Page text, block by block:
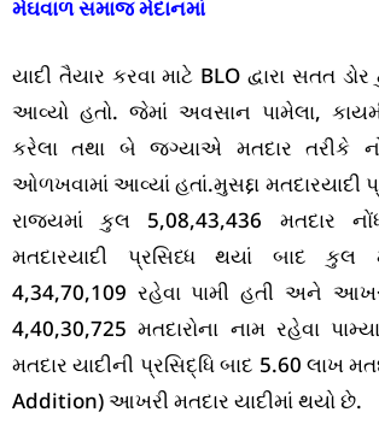
મેઘવાળ સમાજ મેદાનમાં
યાદી તૈયાર કરવા માટે BLO દ્વારા સતત ડોર
આવ્યો હતો. જેમાં અવસાન પામેલા,
કરેલા તથા બે જગ્યાએ મતદાર તરીકે
ઓળખવામાં આવ્યાં હતાં.મુસદ્દા મતદારયાદી
રાજ્યમાં કુલ 5,08,43,436 મતદાર
મતદારયાદી પ્રસિધ્ધ થયાં બાદ કુલ
4,34,70,109 રહેવા પામી હતી અને
4,40,30,725 મતદારોના નામ રહેવા
મતદાર યાદીની પ્રસિદ્ધિ બાદ 5.60 લાખ
Addition) આખરી મતદાર યાદીમાં થયો છે.